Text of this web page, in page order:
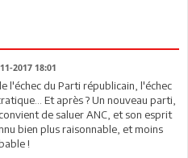
2017 18:01
l'échec du Parti républicain, l'échec
Et après ? Un nouveau parti,
de saluer ANC, et son esprit
bien plus raisonnable, et moins
!